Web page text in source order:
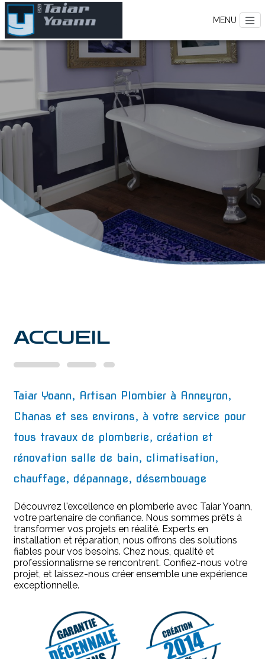
ACCUEIL
Taiar Yoann, Artisan Plombier à Anneyron,
Chanas et ses environs, à votre service pour
tous travaux de plomberie, création et
rénovation salle de bain, climatisation,
chauffage, dépannage, désembouage
Découvrez l'excellence en plomberie avec Taiar Yoann,
votre partenaire de confiance. Nous sommes prêts à
transformer vos projets en réalité. Experts en
installation et réparation, nous offrons des solutions
fiables pour vos besoins. Chez nous, qualité et
professionnalisme se rencontrent. Confiez-nous votre
projet, et laissez-nous créer ensemble une expérience
exceptionnelle.